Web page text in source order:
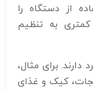
از دستگاه را
کمتری به تنظیم
دارند. برای مثال،
کیک و غذای